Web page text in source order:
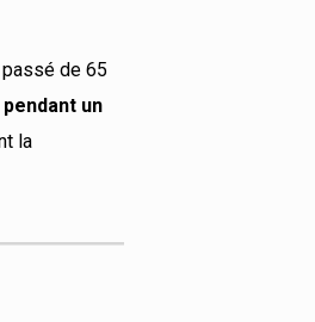
de 65
un
la